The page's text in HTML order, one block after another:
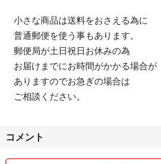
小さな商品は送料をおさえる為に
普通郵便を使う事もあります。
郵便局が土日祝日お休みの為
お届けまでにお時間がかかる場合が
ありますのでお急ぎの場合は
ご相談ください。
コメント